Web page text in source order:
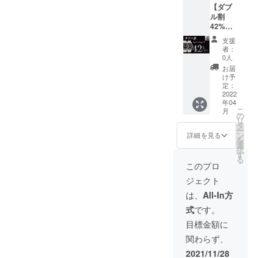
【ダブ
ル割
42%OF
F】限定
２０
名
Arctic
Ocean
x 2 値
段：
99,180
円（税
込） お
値段は
送料込
みの価
格で
す。
支援
者：
0人
お届
け予
定：
2022
年04
月
詳細を見る
こ
の
リ
タ
ー
ン
を
選
択
す
る
このプロ
ジェクト
は、 All-In方
式です。
目標金額に
関わらず、
2021/11/28